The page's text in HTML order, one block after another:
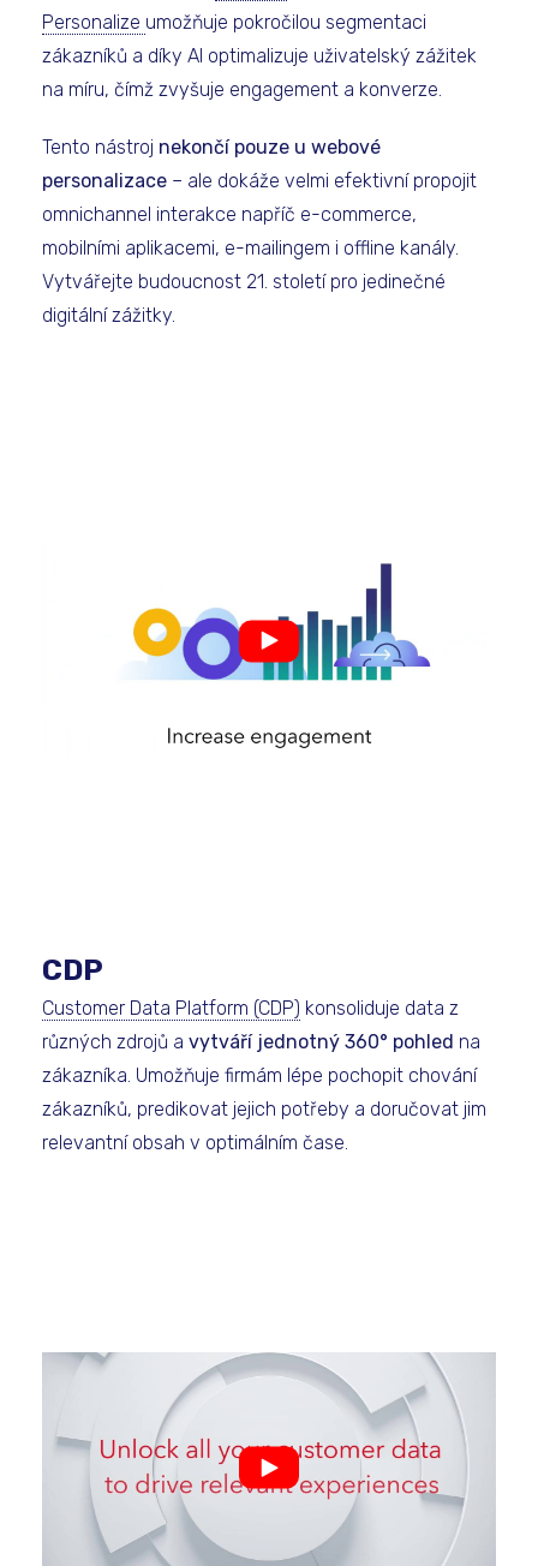
Personalize umožňuje pokročilou segmentaci
zákazníků a díky AI optimalizuje uživatelský zážitek
na míru, čímž zvyšuje engagement a konverze.
Tento nástroj nekončí pouze u webové
personalizace – ale dokáže velmi efektivní propojit
omnichannel interakce napříč e-commerce,
mobilními aplikacemi, e-mailingem i offline kanály.
Vytvářejte budoucnost 21. století pro jedinečné
digitální zážitky.
CDP
Customer Data Platform (CDP) konsoliduje data z
různých zdrojů a vytváří jednotný 360° pohled na
zákazníka. Umožňuje firmám lépe pochopit chování
zákazníků, predikovat jejich potřeby a doručovat jim
relevantní obsah v optimálním čase.